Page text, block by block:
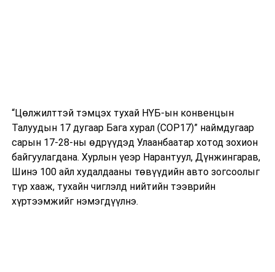
ӨМНӨХ МЭДЭЭ
ЭМЯ-ны ээлжит мэдээлэл /2021.01.18/
“Цөлжилттэй тэмцэх тухай НҮБ-ын конвенцын
Талуудын 17 дугаар Бага хурал (COP17)” наймдугаар
сарын 17-28-ны өдрүүдэд Улаанбаатар хотод зохион
байгуулагдана. Хурлын үеэр Нарантуул, Дүнжингарав,
Шинэ 100 айл худалдааны төвүүдийн авто зогсоолыг
түр хааж, тухайн чиглэлд нийтийн тээврийн
хүртээмжийг нэмэгдүүлнэ.